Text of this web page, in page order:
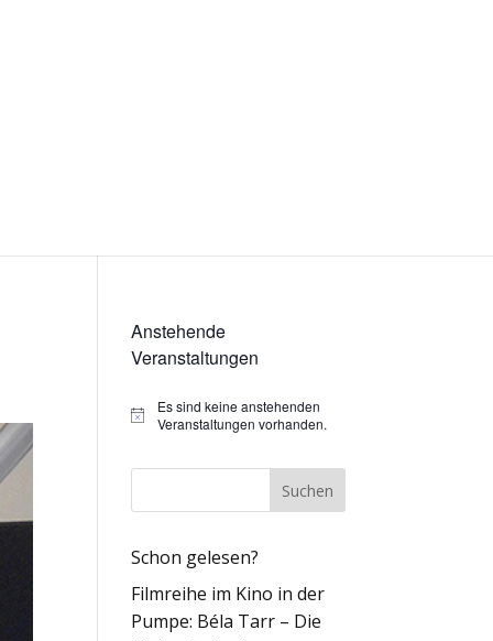
Anstehende
Veranstaltungen
Hinweis
Es sind keine anstehenden
Veranstaltungen vorhanden.
Schon gelesen?
Filmreihe im Kino in der
Pumpe: Béla Tarr – Die